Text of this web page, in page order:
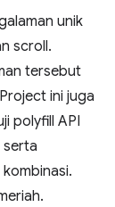
unik
scroll.
tersebut
ini juga
polyfill API
serta